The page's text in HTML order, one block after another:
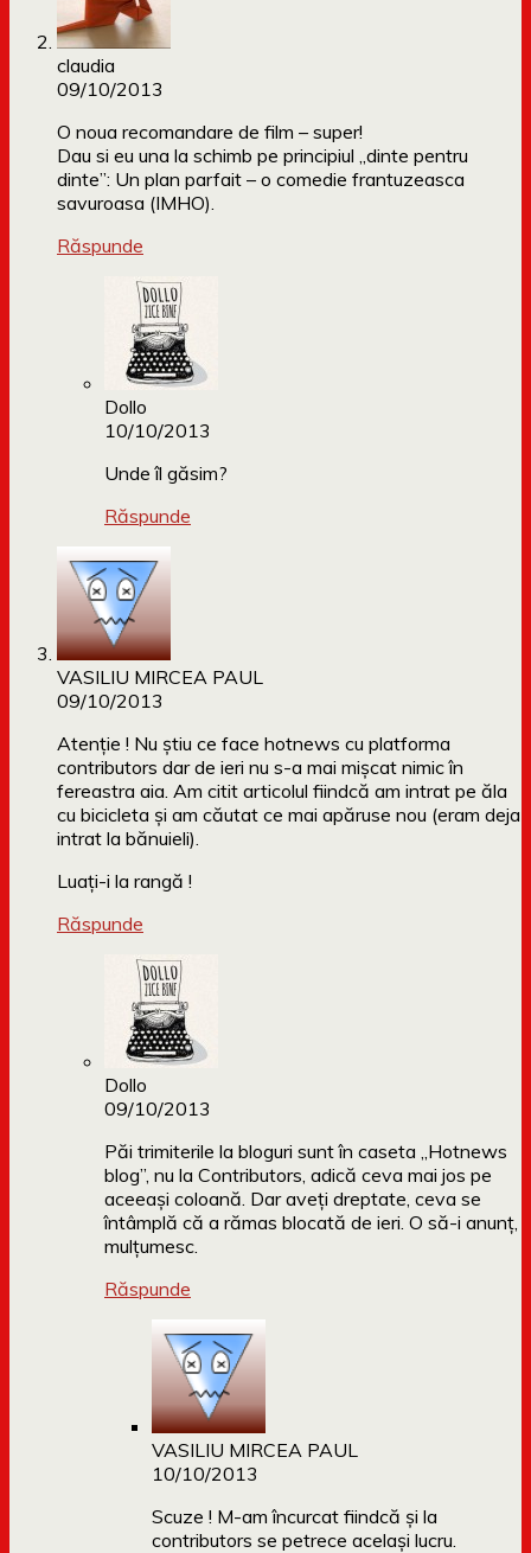
claudia
09/10/2013
O noua recomandare de film – super!
Dau si eu una la schimb pe principiul „dinte pentru
dinte”: Un plan parfait – o comedie frantuzeasca
savuroasa (IMHO).
Răspunde
Dollo
10/10/2013
Unde îl găsim?
Răspunde
VASILIU MIRCEA PAUL
09/10/2013
Atenție ! Nu știu ce face hotnews cu platforma
contributors dar de ieri nu s-a mai mișcat nimic în
fereastra aia. Am citit articolul fiindcă am intrat pe ăla
cu bicicleta și am căutat ce mai apăruse nou (eram deja
intrat la bănuieli).
Luați-i la rangă !
Răspunde
Dollo
09/10/2013
Păi trimiterile la bloguri sunt în caseta „Hotnews
blog”, nu la Contributors, adică ceva mai jos pe
aceeași coloană. Dar aveți dreptate, ceva se
întâmplă că a rămas blocată de ieri. O să-i anunț,
mulțumesc.
Răspunde
VASILIU MIRCEA PAUL
10/10/2013
Scuze ! M-am încurcat fiindcă și la
contributors se petrece același lucru.